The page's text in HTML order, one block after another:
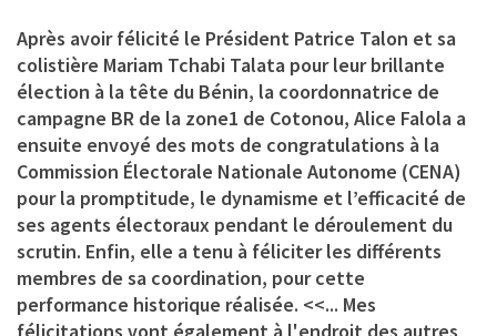
Après avoir félicité le Président Patrice Talon et sa
colistière Mariam Tchabi Talata pour leur brillante
élection à la tête du Bénin, la coordonnatrice de
campagne BR de la zone1 de Cotonou, Alice Falola a
ensuite envoyé des mots de congratulations à la
Commission Électorale Nationale Autonome (CENA)
pour la promptitude, le dynamisme et l’efficacité de
ses agents électoraux pendant le déroulement du
scrutin. Enfin, elle a tenu à féliciter les différents
membres de sa coordination, pour cette
performance historique réalisée. <<... Mes